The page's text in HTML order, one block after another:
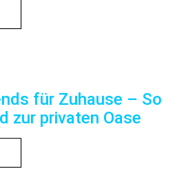
für Zuhause – So
zur privaten Oase